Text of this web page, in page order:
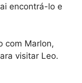
encontrá-lo e
com Marlon,
visitar Leo.